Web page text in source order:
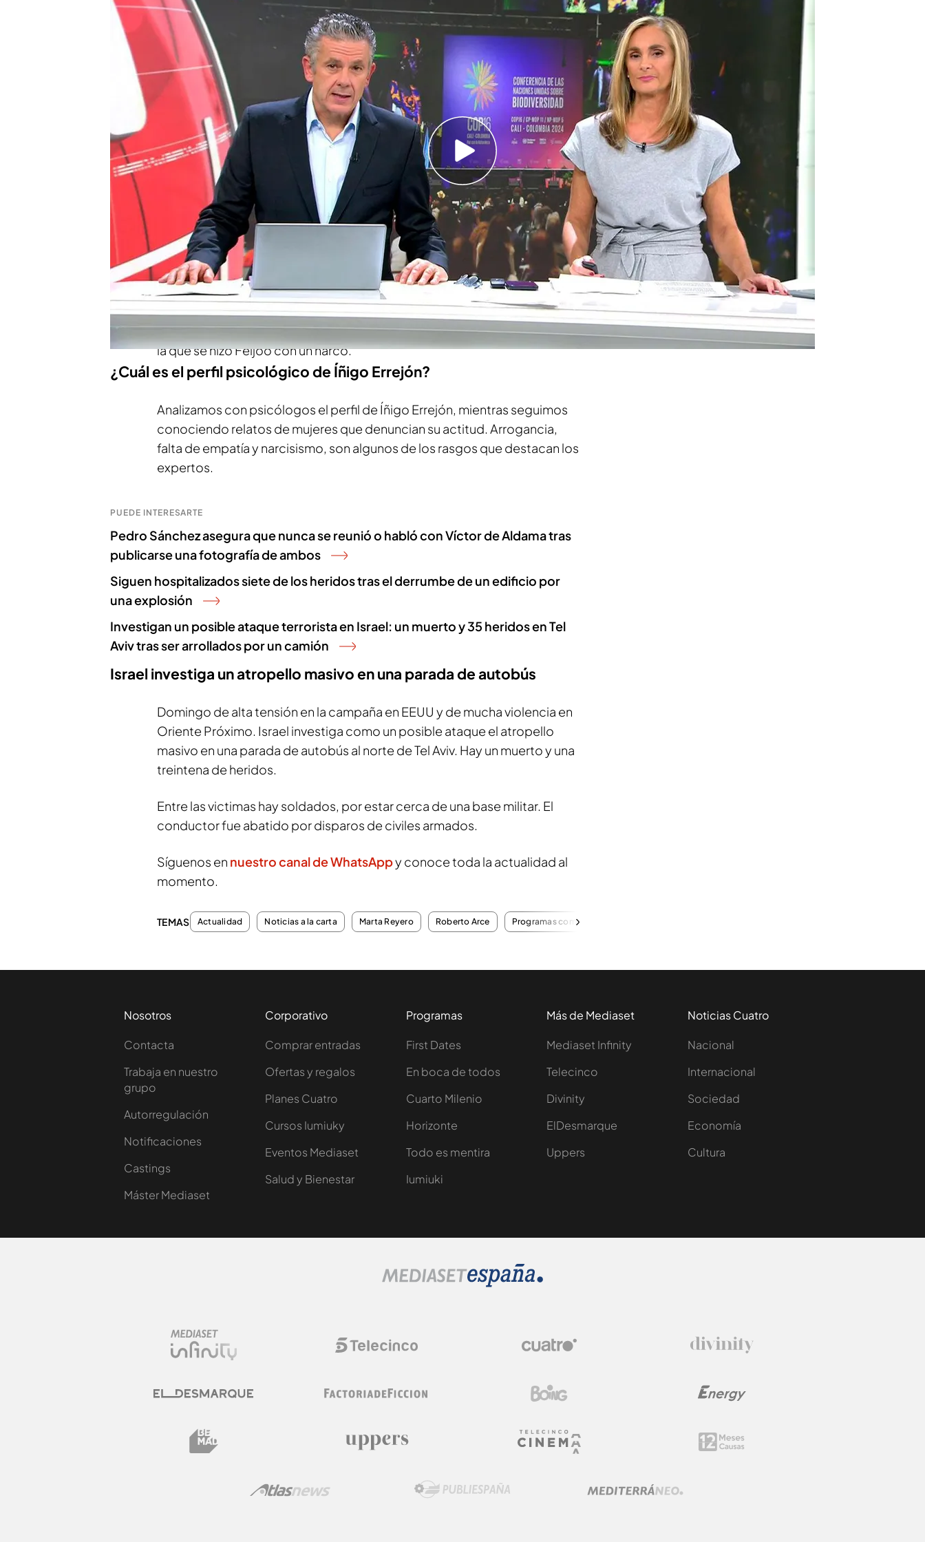
27 OCT 2024 - 21:48h.
Pedro Sánchez niega que se reuniese o hablase con Víctor de Aldama
¿Cuál es el perfil psicológico de Íñigo Errejón?
Israel investiga un atropello masivo en una parada de autobús
Compartir
Pedro Sánchez niega que se reuniese o hablase con Víctor de
Aldama
La fotografía de Pedro Sánchez junto a Víctor de Aldama reactiva a la
oposición en su ofensiva por el caso Koldo. El líder del PP, Alberto Núñez
Feijóo, pide que explique por qué el conseguidor de la trama tuvo acceso
vip a ese acto del PSOE en el 2019 en Madrid. Sánchez niega que se
reuniera con él. Para el jefe del Ejecutivo, la foto es una de tantas, no como
la que se hizo Feijóo con un narco.
¿Cuál es el perfil psicológico de Íñigo Errejón?
Analizamos con psicólogos el perfil de Íñigo Errejón, mientras seguimos
conociendo relatos de mujeres que denuncian su actitud. Arrogancia,
falta de empatía y narcisismo, son algunos de los rasgos que destacan los
expertos.
PUEDE INTERESARTE
Pedro Sánchez asegura que nunca se reunió o habló con Víctor de Aldama tras
publicarse una fotografía de ambos
Siguen hospitalizados siete de los heridos tras el derrumbe de un edificio por
una explosión
Investigan un posible ataque terrorista en Israel: un muerto y 35 heridos en Tel
Aviv tras ser arrollados por un camión
Israel investiga un atropello masivo en una parada de autobús
Domingo de alta tensión en la campaña en EEUU y de mucha violencia en
Oriente Próximo. Israel investiga como un posible ataque el atropello
masivo en una parada de autobús al norte de Tel Aviv. Hay un muerto y una
treintena de heridos.
Entre las victimas hay soldados, por estar cerca de una base militar. El
conductor fue abatido por disparos de civiles armados.
Síguenos en nuestro canal de WhatsAppy conoce toda la actualidad al
momento.
TEMAS Actualidad Noticias a la carta Marta Reyero Roberto Arce Programas completos
Nosotros
Contacta
Trabaja en nuestro
grupo
Autorregulación
Notificaciones
Castings
Máster Mediaset
Corporativo
Comprar entradas
Ofertas y regalos
Planes Cuatro
Cursos Iumiuky
Eventos Mediaset
Salud y Bienestar
Programas
First Dates
En boca de todos
Cuarto Milenio
Horizonte
Todo es mentira
Iumiuki
Más de Mediaset
Mediaset Infinity
Telecinco
Divinity
ElDesmarque
Uppers
Noticias Cuatro
Nacional
Internacional
Sociedad
Economía
Cultura